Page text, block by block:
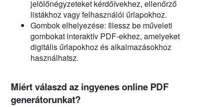
jelölőnégyzeteket kérdőívekhez, ellenőrző
listákhoz vagy felhasználói űrlapokhoz.
Gombok elhelyezése: Illessz be műveleti
gombokat interaktív PDF-ekhez, amelyeket
digitális űrlapokhoz és alkalmazásokhoz
használhatsz.
Miért válaszd az ingyenes online PDF
generátorunkat?